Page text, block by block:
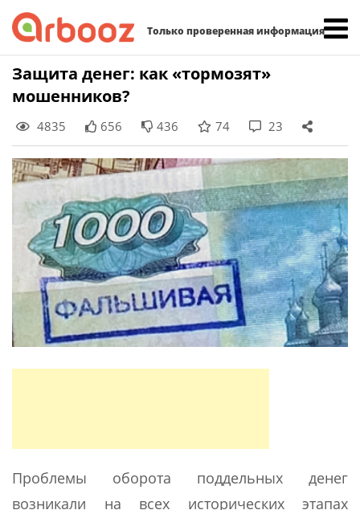
Только проверенная информация
Skip
Защита денег: как «тормозят»
мошенников?
4835 656 436 74 23
Проблемы оборота поддельных денег
возникали на всех исторических этапах
Найти: